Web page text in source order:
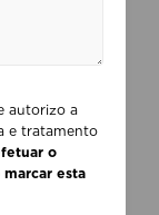
autorizo a
e tratamento
o
esta